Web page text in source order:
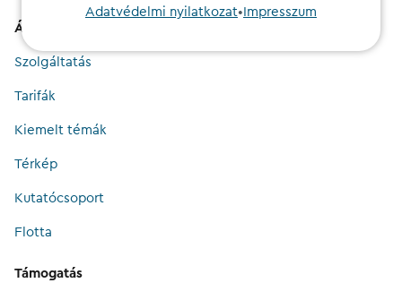
Áttekintés
Szolgáltatás
Tarifák
Kiemelt témák
Térkép
Kutatócsoport
Flotta
Támogatás
Adatvédelmi nyilatkozat• Impresszum